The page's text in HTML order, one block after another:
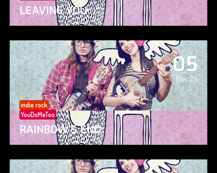
LEAVING YOU
05
May 25
indie rock
YouDoMeToo
RAINBOW’S END